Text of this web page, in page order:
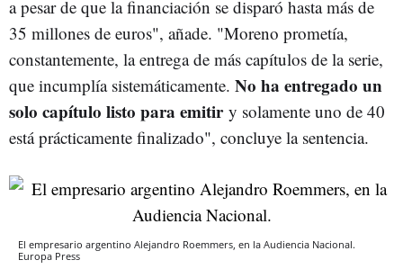
a pesar de que la financiación se disparó hasta más de
35 millones de euros", añade. "Moreno prometía,
constantemente, la entrega de más capítulos de la serie,
que incumplía sistemáticamente. No ha entregado un
solo capítulo listo para emitiry solamente uno de 40
está prácticamente finalizado", concluye la sentencia.
El empresario argentino Alejandro Roemmers, en la Audiencia Nacional.
Europa Press